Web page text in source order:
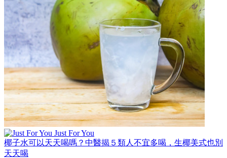
Just For You
椰子水可以天天喝嗎？中醫揭５類人不宜多喝，生椰美式也別
天天喝